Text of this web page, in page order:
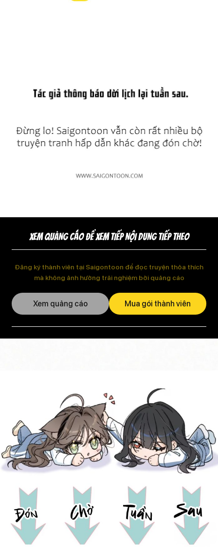
XEM QUẢNG CÁO ĐỂ XEM TIẾP NỘI DUNG TIẾP THEO
Đăng ký thành viên tại Saigontoon để đọc truyện thỏa thích
mà không ảnh hưởng trải nghiệm bởi quảng cáo
Xem quảng cáo Mua gói thành viên